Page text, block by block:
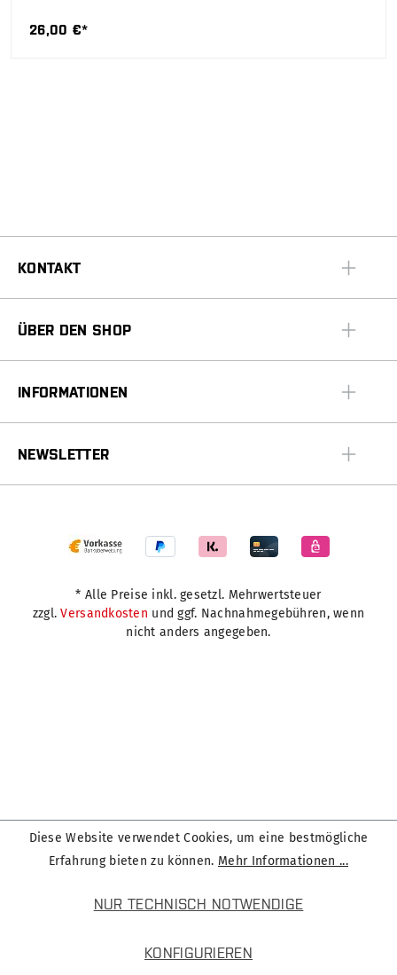
26,00 €*
KONTAKT
ÜBER DEN SHOP
INFORMATIONEN
NEWSLETTER
* Alle Preise inkl. gesetzl. Mehrwertsteuer
zzgl.Versandkosten und ggf. Nachnahmegebühren, wenn
nicht anders angegeben.
Diese Website verwendet Cookies, um eine bestmögliche
Erfahrung bieten zu können. Mehr Informationen ...
NUR TECHNISCH NOTWENDIGE
KONFIGURIEREN